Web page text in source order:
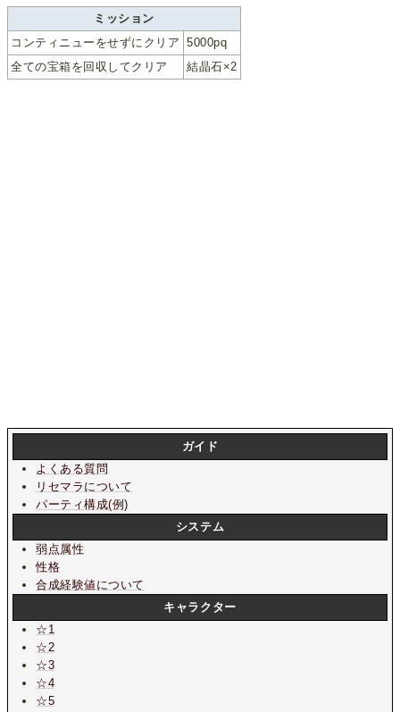
ミッション
コンティニューをせずにクリア 5000pq
全ての宝箱を回収してクリア
結晶石×2
ガイド
よくある質問
リセマラについて
パーティ構成(例)
システム
弱点属性
性格
合成経験値について
キャラクター
☆1
☆2
☆3
☆4
☆5